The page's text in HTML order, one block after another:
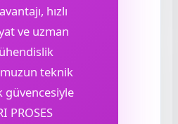
hızlı
ve uzman
teknik
güvencesiyle
PROSES